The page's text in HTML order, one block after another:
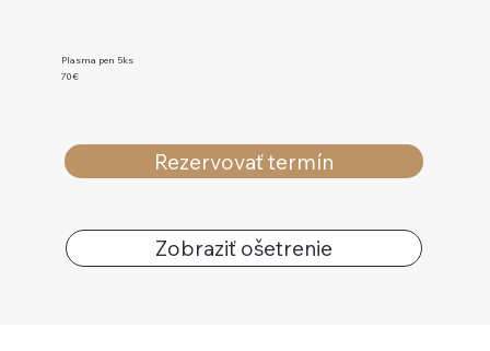
Plasma pen 5ks
70€
Rezervovať termín
Zobraziť ošetrenie